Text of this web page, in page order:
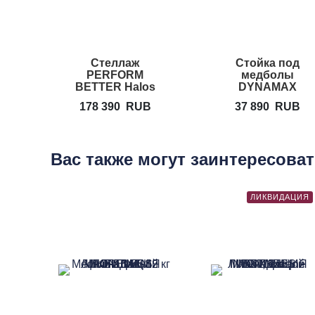
Стеллаж
PERFORM
BETTER Halos
178 390 RUB
Стойка под
медболы
DYNAMAX
37 890
RUB
Вас также могут
ЛИКВИДАЦИЯ